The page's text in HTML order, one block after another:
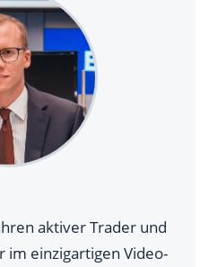
aktiver Trader und
einzigartigen Video-